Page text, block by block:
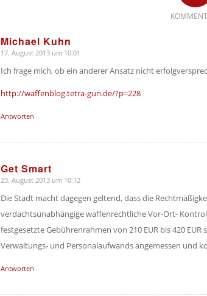
Michael Kuhn
sagte:
17. August 2013 um 10:01
Ich frage mich, ob ein anderer Ansatz nicht
http://waffenblog.tetra-gun.de/?p=228
Antworten
Get Smart
sagte:
23. August 2013 um 10:12
Die Stadt macht dagegen geltend, dass die
verdachtsunabhängige waffenrechtliche Vor-Ort-
festgesetzte Gebührenrahmen von 210 EUR bis 420
Verwaltungs- und Personalaufwands angemessen und
Antworten